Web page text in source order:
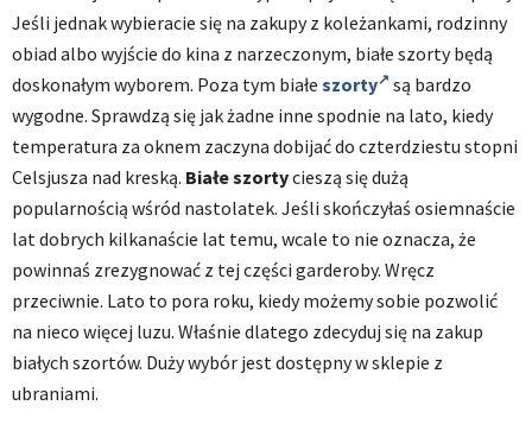
Jeśli jednak wybieracie się na zakupy z koleżankami, rodzinny
obiad albo wyjście do kina z narzeczonym, białe szorty będą
doskonałym wyborem. Poza tym białe szorty
są bardzo
wygodne. Sprawdzą się jak żadne inne spodnie na lato, kiedy
temperatura za oknem zaczyna dobijać do czterdziestu stopni
Celsjusza nad kreską. Białe szortycieszą się dużą
popularnością wśród nastolatek. Jeśli skończyłaś osiemnaście
lat dobrych kilkanaście lat temu, wcale to nie oznacza, że
powinnaś zrezygnować z tej części garderoby. Wręcz
przeciwnie. Lato to pora roku, kiedy możemy sobie pozwolić
na nieco więcej luzu. Właśnie dlatego zdecyduj się na zakup
białych szortów. Duży wybór jest dostępny w sklepie z
ubraniami.